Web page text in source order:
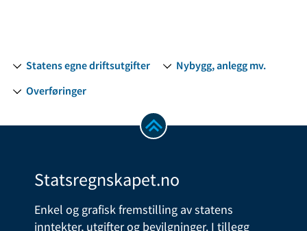
Statens egne driftsutgifter
Nybygg, anlegg mv.
Overføringer
Statsregnskapet.no
Enkel og grafisk fremstilling av statens
inntekter, utgifter og bevilgninger. I tillegg